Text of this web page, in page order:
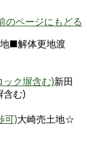
のページにもどる
■解体更地渡
新田
含む)
大崎売土地☆